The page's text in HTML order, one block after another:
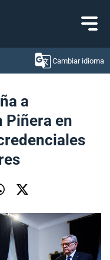
Cambiar idioma
a
Piñera en